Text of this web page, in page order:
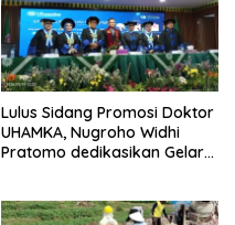
Lulus Sidang Promosi Doktor
UHAMKA, Nugroho Widhi
Pratomo dedikasikan Gelar